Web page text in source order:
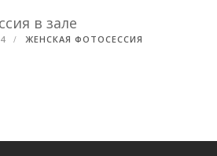
в зале
ЖЕНСКАЯ ФОТОСЕССИЯ